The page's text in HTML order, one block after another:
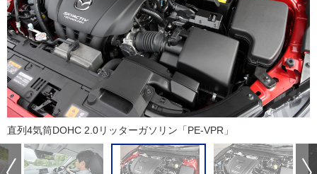
直列4気筒DOHC 2.0リッターガソリン「PE-VPR」